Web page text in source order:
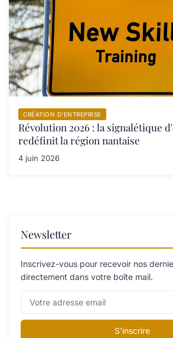
CRÉATION D’ENTREPRISE
Révolution 2026 : la signalétique
redéfinit la région nantaise
4 juin 2026
Newsletter
Inscrivez-vous pour recevoir nos
directement dans votre boîte mail.
S'inscrire